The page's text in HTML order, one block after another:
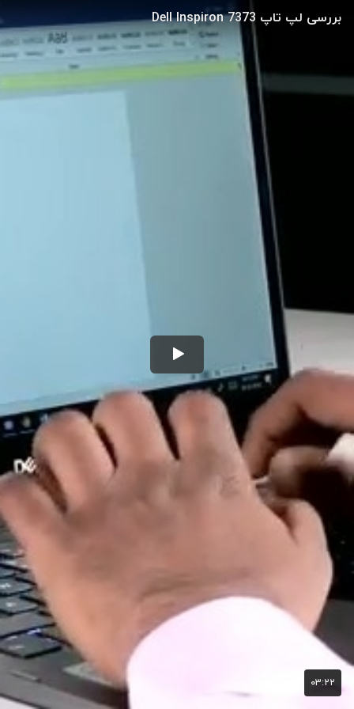
بررسی لپ تاپ Dell Inspiron 7373
۰۳:۲۲